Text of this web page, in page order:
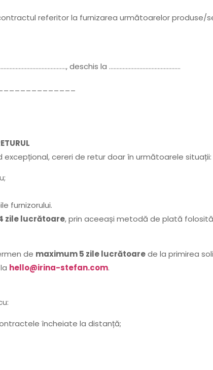
referitor la furnizarea următoarelor produse/
deschis la ………………………………………..
excepțional, cereri de retur doar în următoarele situații:
furnizorului.
zile lucrătoare, prin aceeași metodă de plată
de maximum 5 zile lucrătoarede la primirea
hello@irina-stefan.com.
încheiate la distanță;